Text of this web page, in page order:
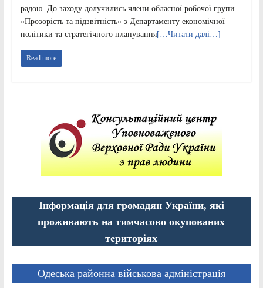
радою. До заходу долучились члени обласної робочої групи
«Прозорість та підзвітність» з Департаменту економічної
політики та стратегічного планування[…Читати далі…]
Read more
Інформація для громадян України, які
проживають на тимчасово окупованих
територіях
Одеська районна військова адміністрація